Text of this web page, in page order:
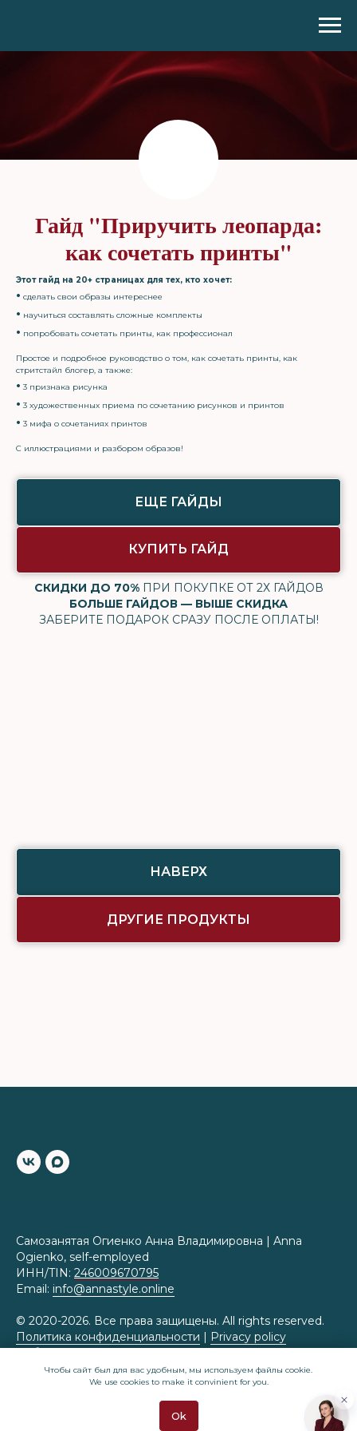
Гайд "Приручить леопарда:
как сочетать принты"
Этот гайд на 20+ страницах для тех, кто хочет:
• сделать свои образы интереснее
• научиться составлять сложные комплекты
• попробовать сочетать принты, как профессионал
Простое и подробное руководство о том, как сочетать принты, как
стритстайл блогер, а также:
• 3 признака рисунка
• 3 художественных приема по сочетанию рисунков и принтов
• 3 мифа о сочетаниях принтов
С иллюстрациями и разбором образов!
ЕЩЕ ГАЙДЫ
КУПИТЬ ГАЙД
СКИДКИ ДО 70%ПРИ ПОКУПКЕ ОТ 2Х ГАЙДОВ
БОЛЬШЕ ГАЙДОВ — ВЫШЕ СКИДКА
ЗАБЕРИТЕ ПОДАРОК СРАЗУ ПОСЛЕ ОПЛАТЫ!
НАВЕРХ
ДРУГИЕ ПРОДУКТЫ
Самозанятая Огиенко Анна Владимировна | Anna
Ogienko, self-employed
ИНН/TIN: 246009670795
Email: info@annastyle.online
© 2020-2026. Все права защищены. All rights reserved.
Политика конфиденциальности
Privacy policy
Приказ Роскомнадзора № 430 от 07.07.2025 о
внесении в реестр операторов персональных данных
Чтобы сайт был для вас удобным, мы используем файлы cookie.
We use cookies to make it convinient for you.
Ok